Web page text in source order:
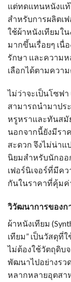
แต่ทดแทนหนังแท้
สำหรับการผลิตเ
ใช้ผ้าหนังเทียมใ
มากขึ้นเรื่อยๆ เนื่
รักษา และความ
เลือกได้ตามควา
ไม่ว่าจะเป็นโซฟา
สามารถนำมาปร
หรูหราและทันสมั
นอกจากนี้ยังมีรา
สะดวก จึงไม่น่าแ
นิยมสำหรับนักออ
เฟอร์นิเจอร์ที่มีค
กันในราคาที่คุ้มค่
วิวัฒนาการของก
ผ้าหนังเทียม
เทียม” เป็นวัสดุที่
ไม่ต้องใช้วัตถุดิบ
พัฒนาไปอย่างรว
หลากหลายอุตสา